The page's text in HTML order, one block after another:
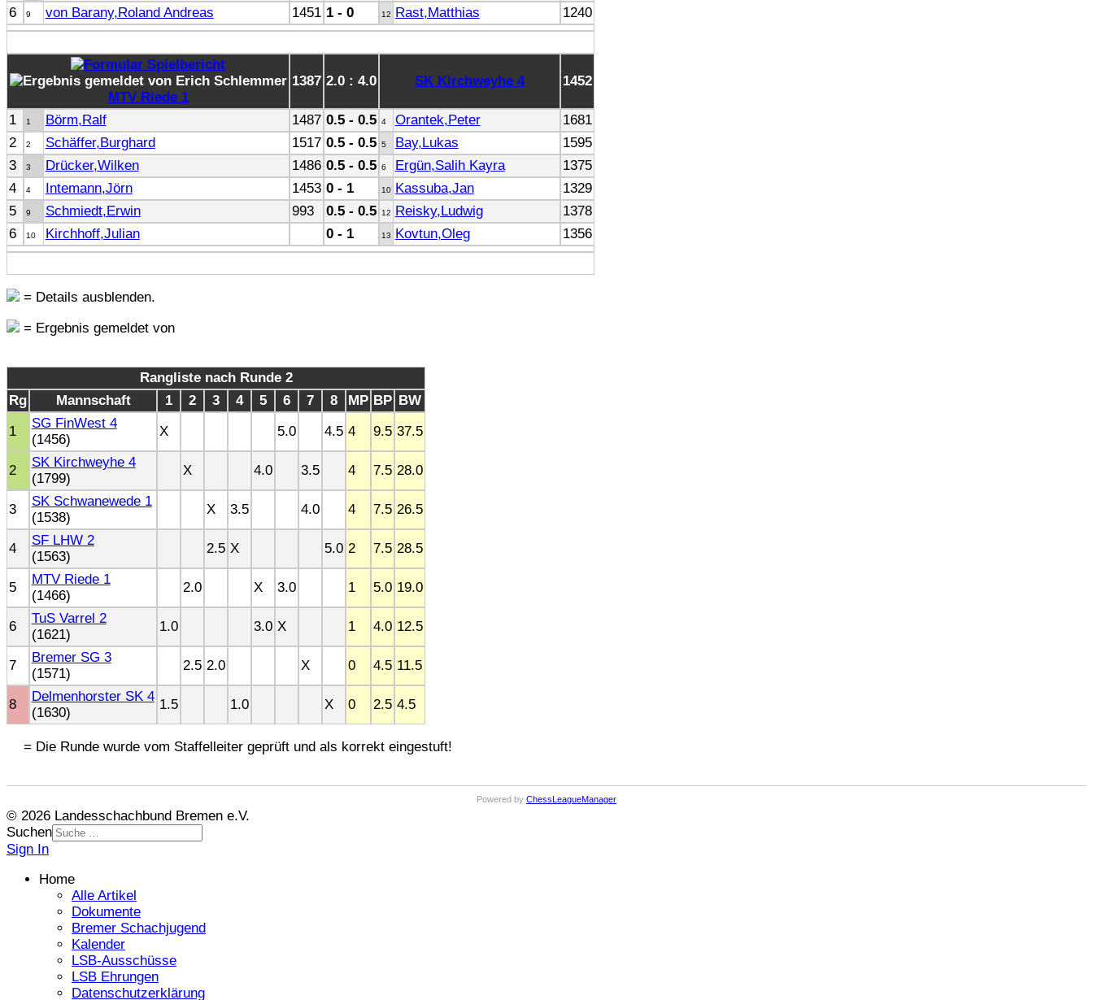
6
9 von Barany,Roland Andreas 1451 1 - 0 12 Rast,Matthias 1240
MTV Riede 1
1387 2.0 : 4.0 SK Kirchweyhe 4 1452
1 1 Börm,Ralf 1487 0.5 - 0.5 4 Orantek,Peter
1681
2
2 Schäffer,Burghard 1517 0.5 - 0.5 5 Bay,Lukas
1595
3
3 Drücker,Wilken 1486 0.5 - 0.5 6 Ergün,Salih Kayra
1375
4
4 Intemann,Jörn 1453 0 - 1 10 Kassuba,Jan
1329
5
9 Schmiedt,Erwin 993 0.5 - 0.5 12 Reisky,Ludwig
1378
6
10 Kirchhoff,Julian 0 - 1 13 Kovtun,Oleg 1356
= Details ausblenden.
= Ergebnis gemeldet von
Rangliste nach Runde 2
Rg
Mannschaft 1 2 3 4 5 6 7 8 MP BP BW
1
SG FinWest 4
(1456)
X 5.0 4.5 4 9.5 37.5
2
SK Kirchweyhe 4
(1799)
X 4.0 3.5 4 7.5 28.0
3
SK Schwanewede 1
(1538)
X 3.5 4.0 4 7.5 26.5
4
SF LHW 2
(1563)
2.5 X 5.0 2 7.5 28.5
5
MTV Riede 1
(1466)
2.0 X 3.0 1 5.0 19.0
6
TuS Varrel 2
(1621)
1.0 3.0 X 1 4.0 12.5
7
Bremer SG 3
(1571)
2.5 2.0 X 0 4.5 11.5
8
Delmenhorster SK 4
(1630)
1.5 1.0 X 0 2.5 4.5
= Die Runde wurde vom Staffelleiter geprüft und als korrekt eingestuft!
Powered by ChessLeagueManager
© 2026 Landesschachbund Bremen e.V.
Suchen
Sign In
Home
Alle Artikel
Dokumente
Bremer Schachjugend
Kalender
LSB-Ausschüsse
LSB Ehrungen
Datenschutzerklärung